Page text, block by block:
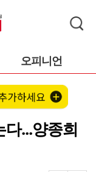
오피니언
다...양종희